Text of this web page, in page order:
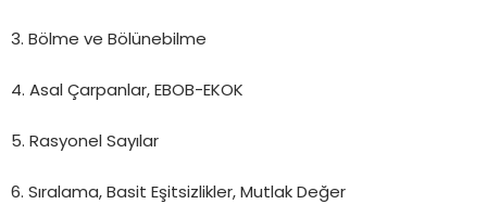
3. Bölme ve Bölünebilme
4. Asal Çarpanlar, EBOB-EKOK
5. Rasyonel Sayılar
6. Sıralama, Basit Eşitsizlikler, Mutlak Değer